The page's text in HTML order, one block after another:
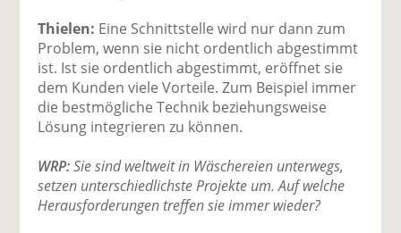
Thielen: Eine Schnittstelle wird nur dann zum
Problem, wenn sie nicht ordentlich abgestimmt
ist. Ist sie ordentlich abgestimmt, eröffnet sie
dem Kunden viele Vorteile. Zum Beispiel immer
die bestmögliche Technik beziehungsweise
Lösung integrieren zu können.
WRP:Sie sind weltweit in Wäschereien unterwegs,
setzen unterschiedlichste Projekte um. Auf welche
Herausforderungen treffen sie immer wieder?